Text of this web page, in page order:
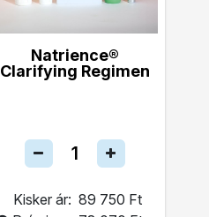
Natrience®
Clarifying Regimen
Kisker ár: 89 750 Ft